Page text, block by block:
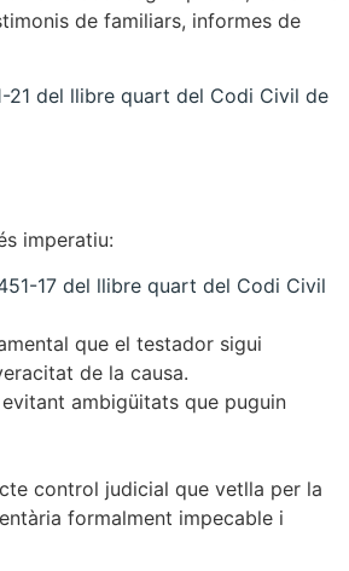
de familiars, informes de
21 del llibre quart del Codi Civil de
imperatiu:
17 del llibre quart del Codi Civil
que el testador sigui
de la causa.
ambigüitats que puguin
control judicial que vetlla per la
formalment impecable i